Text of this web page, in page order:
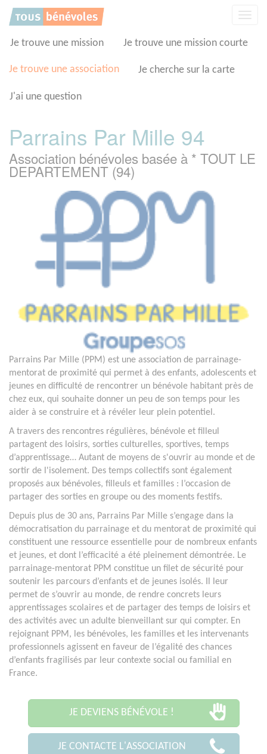
Je trouve une mission Je trouve une mission courte
Je trouve une association Je cherche sur la carte
J'ai une question
Parrains Par Mille 94
Association bénévoles basée à * TOUT LE
DEPARTEMENT (94)
Parrains Par Mille (PPM) est une association de parrainage-
mentorat de proximité qui permet à des enfants, adolescents et
jeunes en difficulté de rencontrer un bénévole habitant près de
chez eux, qui souhaite donner un peu de son temps pour les
aider à se construire et à révéler leur plein potentiel.
A travers des rencontres régulières, bénévole et filleul
partagent des loisirs, sorties culturelles, sportives, temps
d’apprentissage… Autant de moyens de s'ouvrir au monde et de
sortir de l'isolement. Des temps collectifs sont également
proposés aux bénévoles, filleuls et familles : l’occasion de
partager des sorties en groupe ou des moments festifs.
Depuis plus de 30 ans, Parrains Par Mille s’engage dans la
démocratisation du parrainage et du mentorat de proximité qui
constituent une ressource essentielle pour de nombreux enfants
et jeunes, et dont l’efficacité a été pleinement démontrée. Le
parrainage-mentorat PPM constitue un filet de sécurité pour
soutenir les parcours d’enfants et de jeunes isolés. Il leur
permet de s’ouvrir au monde, de rendre concrets leurs
apprentissages scolaires et de partager des temps de loisirs et
des activités avec un adulte bienveillant sur qui compter. En
rejoignant PPM, les bénévoles, les familles et les intervenants
professionnels agissent en faveur de l’égalité des chances
d’enfants fragilisés par leur contexte social ou familial en
France.
JE DEVIENS BÉNÉVOLE !
JE CONTACTE L'ASSOCIATION
Panneau de gestion des cookies